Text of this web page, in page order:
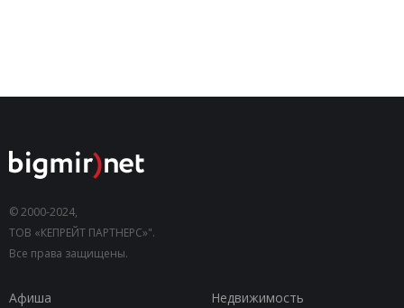
© 2000-2024,
ТОВ «КЕПРЕЙТ ПАРТНЕРС»".
Все права защищены.
Афиша
Недвижимость